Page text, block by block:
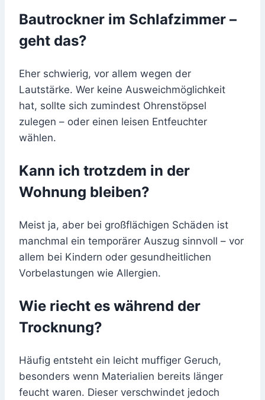
Bautrockner im Schlafzimmer –
geht das?
Eher schwierig, vor allem wegen der
Lautstärke. Wer keine Ausweichmöglichkeit
hat, sollte sich zumindest Ohrenstöpsel
zulegen – oder einen leisen Entfeuchter
wählen.
Kann ich trotzdem in der
Wohnung bleiben?
Meist ja, aber bei großflächigen Schäden ist
manchmal ein temporärer Auszug sinnvoll – vor
allem bei Kindern oder gesundheitlichen
Vorbelastungen wie Allergien.
Wie riecht es während der
Trocknung?
Häufig entsteht ein leicht muffiger Geruch,
besonders wenn Materialien bereits länger
feucht waren. Dieser verschwindet jedoch